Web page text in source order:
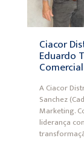
Ciacor
Eduardo
A Ciacor
Sanchez
Marketing.
liderança